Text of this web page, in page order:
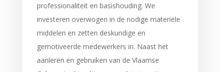
professionaliteit en basishouding. We
investeren overwogen in de nodige materiële
middelen en zetten deskundige en
gemotiveerde medewerkers in. Naast het
aanleren en gebruiken van de Vlaamse